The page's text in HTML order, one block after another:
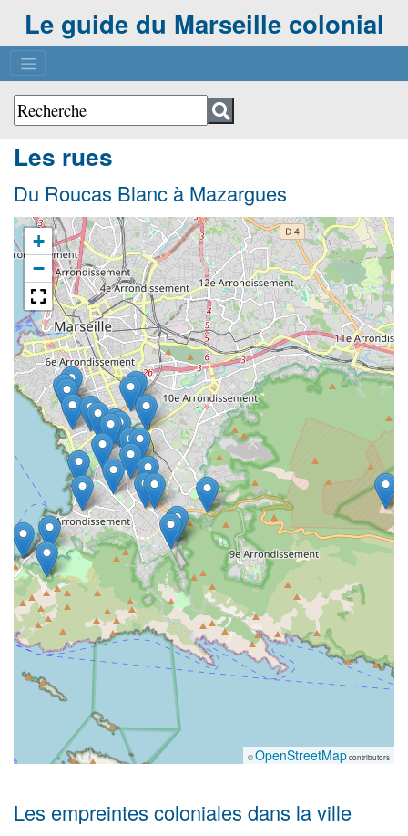
Le guide du Marseille colonial
Les rues
Du Roucas Blanc à Mazargues
+
−
©OpenStreetMapcontributors
Les empreintes coloniales dans la ville